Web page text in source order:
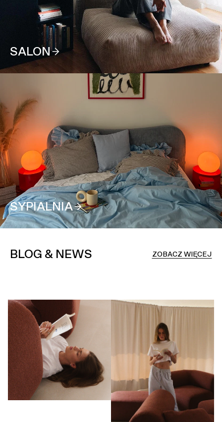
SALON
SYPIALNIA
BLOG & NEWS ZOBACZ WIĘCEJ